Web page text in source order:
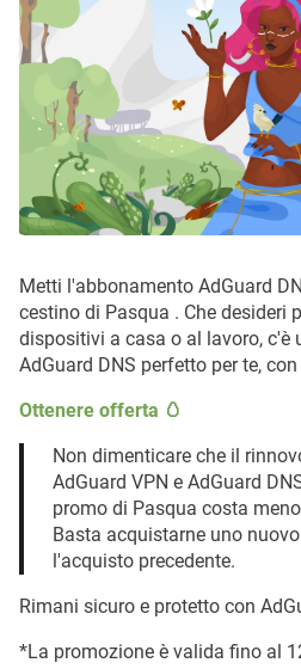
Metti l'abbonamento AdGuard
cestino di Pasqua . Che desideri
dispositivi a casa o al lavoro, c'è
AdGuard DNS perfetto per te,
Ottenere offerta 🥚
Non dimenticare che il
AdGuard VPN e AdGuard
promo di Pasqua costa
Basta acquistarne uno
l'acquisto precedente.
Rimani sicuro e protetto con
*La promozione è valida fino al